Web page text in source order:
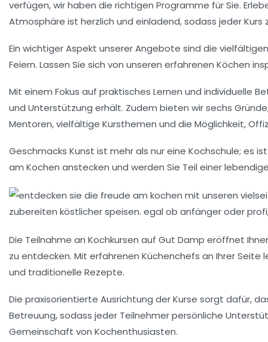
verfügen, wir haben die richtigen Programme für Sie.
Atmosphäre ist herzlich und einladend, sodass jeder Kurs
Ein wichtiger Aspekt unserer Angebote sind die
Feiern. Lassen Sie sich von unseren erfahrenen Köchen
Mit einem Fokus auf praktisches Lernen und individuelle
und Unterstützung erhält. Zudem bieten wir sechs
Mentoren, vielfältige Kursthemen und die Möglichkeit,
Geschmacks Kunst ist mehr als nur eine Kochschule; es
am Kochen anstecken und werden Sie Teil einer
Die Teilnahme an Kochkursen auf Gut Damp eröffnet
zu entdecken. Mit erfahrenen Küchenchefs an Ihrer Seite
und traditionelle Rezepte.
Die praxisorientierte Ausrichtung der Kurse sorgt dafür,
Betreuung, sodass jeder Teilnehmer persönliche
Gemeinschaft von Kochenthusiasten.